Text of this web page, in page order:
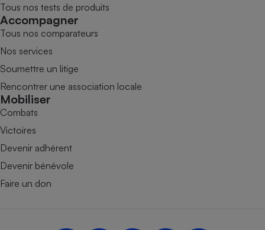
Tous nos tests de produits
Accompagner
Tous nos comparateurs
Nos services
Soumettre un litige
Rencontrer une association locale
Mobiliser
Combats
Victoires
Devenir adhérent
Devenir bénévole
Faire un don